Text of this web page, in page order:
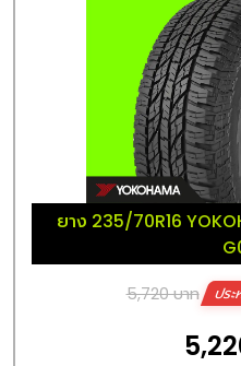
ยาง 235/70R16
5,720 บาท ปร